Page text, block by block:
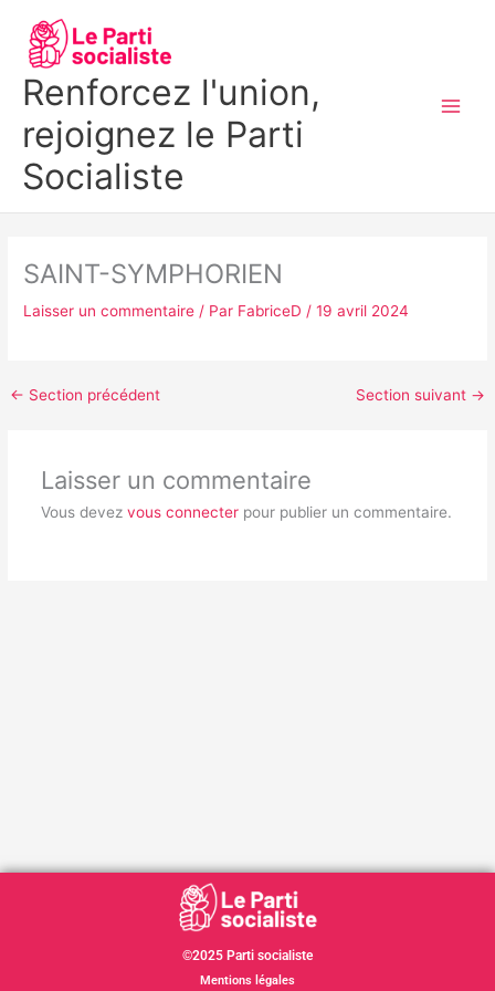
contenu
Renforcez l'union,
rejoignez le Parti
Socialiste
SAINT-SYMPHORIEN
Laisser un commentaire / Par FabriceD/19 avril 2024
← Section précédent Section suivant →
Laisser un commentaire
Vous devez vous connecterpour publier un commentaire.
©2025 Parti socialiste
Mentions légales